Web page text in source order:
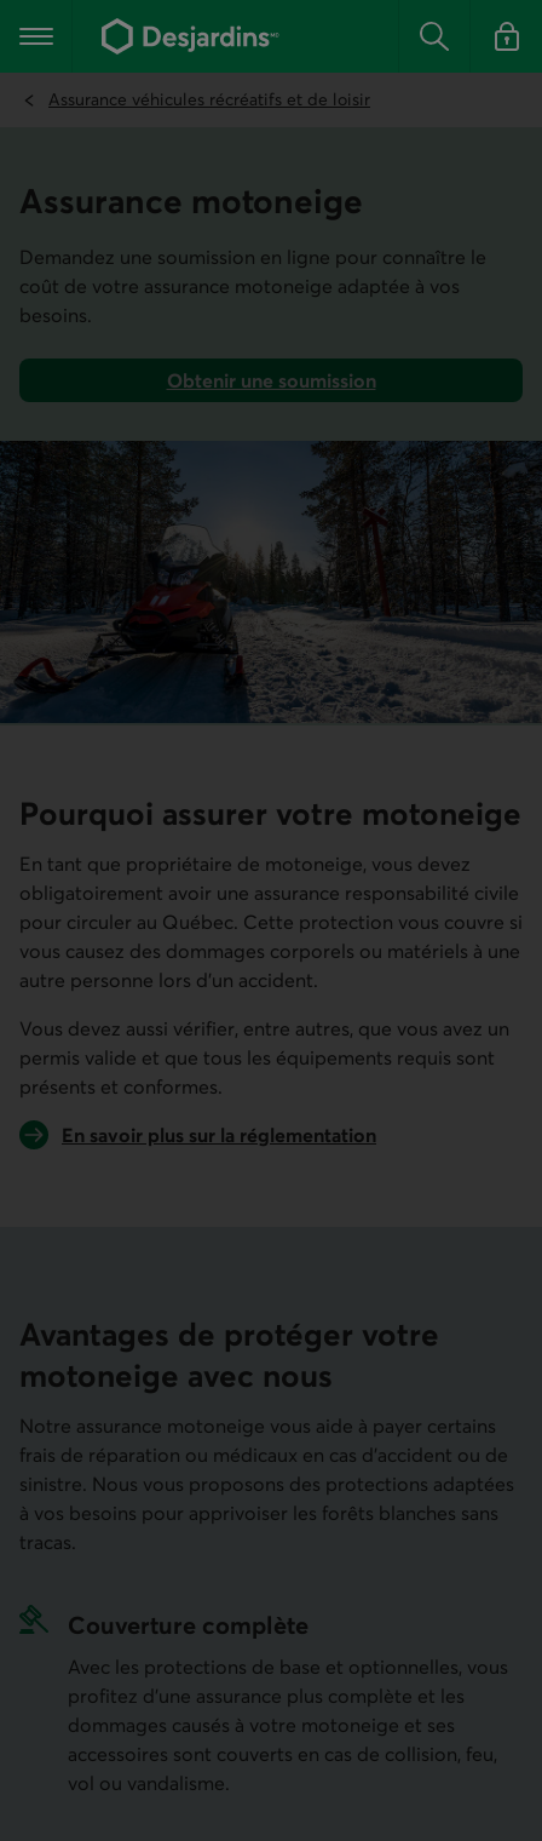
contenu
Menu principal Rechercher
Se
Assurance véhicules récréatifs et de loisir
Assurance motoneige
Demandez une soumission en ligne pour connaître le
coût de votre assurance motoneige adaptée à vos
besoins.
Obtenir une soumission
Pourquoi assurer votre motoneige
En tant que propriétaire de motoneige, vous devez
obligatoirement avoir une assurance responsabilité civile
pour circuler au Québec. Cette protection vous couvre si
vous causez des dommages corporels ou matériels à une
autre personne lors d'un accident.
Vous devez aussi vérifier, entre autres, que vous avez un
permis valide et que tous les équipements requis sont
présents et conformes.
En savoir plus sur la réglementation
Lien externe au site.
Avantages de protéger votre
motoneige avec nous
Notre assurance motoneige vous aide à payer certains
frais de réparation ou médicaux en cas d'accident ou de
sinistre. Nous vous proposons des protections adaptées
à vos besoins pour apprivoiser les forêts blanches sans
tracas.
Couverture complète
Avec les protections de base et optionnelles, vous
profitez d'une assurance plus complète et les
dommages causés à votre motoneige et ses
accessoires sont couverts en cas de collision, feu,
vol ou vandalisme.